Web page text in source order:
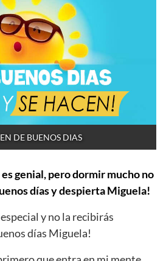
DE BUENOS DIAS
genial, pero dormir mucho no
días y despierta Miguela!
y no la recibirás
días Miguela!